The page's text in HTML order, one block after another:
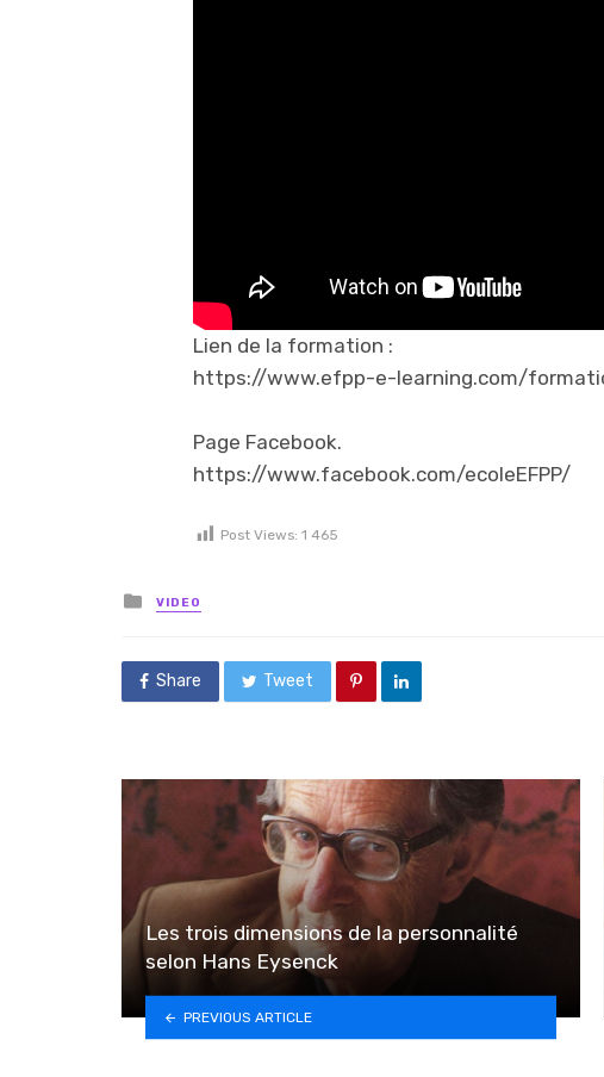
Lien de la formation :
https://www.efpp-e-learning.com/
Page Facebook.
https://www.facebook.com/ecoleEFPP/
Post Views: 1 465
Posted in
VIDEO
Share Tweet
Les trois dimensions de la personnalité
selon Hans Eysenck
PREVIOUS ARTICLE